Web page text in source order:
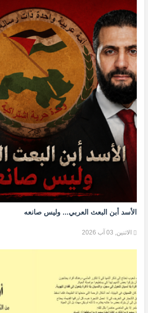
الأسد أبن البعث العربي... وليس صانعه
الاثنين, 03 آب 2026